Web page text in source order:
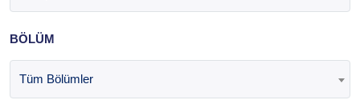
BÖLÜM
Tüm Bölümler